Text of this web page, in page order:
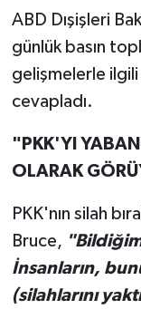
ABD Dışişleri
günlük basın
gelişmelerle ilgili
cevapladı.
"PKK'YI
OLARAK
PKK'nın silah
Bruce,
İnsanların,
(silahlarını